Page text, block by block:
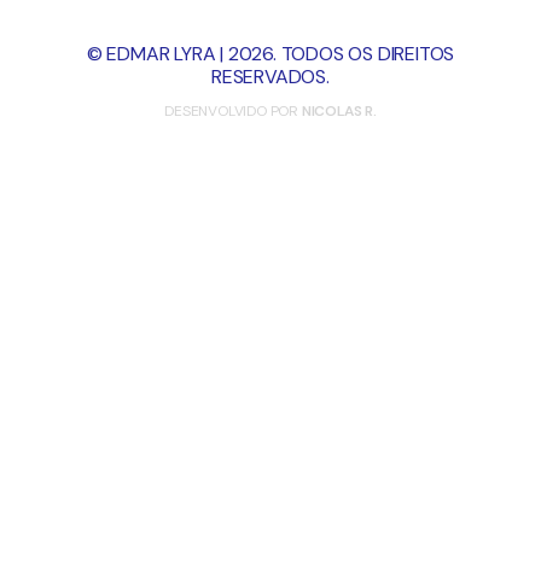
© EDMAR LYRA | 2026. TODOS OS DIREITOS
RESERVADOS.
DESENVOLVIDO POR NICOLAS R.